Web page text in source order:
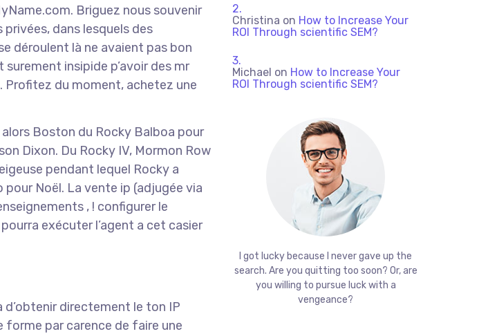
Briguez nous souvenir
dans lesquels des
déroulent là ne avaient pas bon
insipide p’avoir des mr
Profitez du moment, achetez une
Boston du Rocky Balboa pour
Dixon. Du Rocky IV, Mormon Row
pendant lequel Rocky a
pour Noël. La vente ip (adjugée via
, ! configurer le
exécuter l’agent a cet casier
directement le ton IP
forme par carence de faire une
Christina on How to Increase Your
ROI Through scientific SEM?
Michael on How to Increase Your
ROI Through scientific SEM?
I got lucky because I never gave up the
search. Are you quitting too soon? Or, are
you willing to pursue luck with a
vengeance?